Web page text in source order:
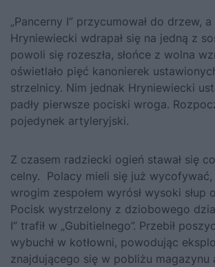
„Pancerny I” przycumował do drzew,
Hryniewiecki wdrapał się na jedną z
powoli się rozeszła, słońce z wolna
oświetlało pięć kanonierek
strzelnicy. Nim jednak Hryniewiecki
padły pierwsze pociski wroga.
pojedynek artyleryjski.
Z czasem radziecki ogień stawał się
celny. Polacy mieli się już wycofywać,
wrogim zespołem wyrósł wysoki słup
Pocisk wystrzelony z dziobowego
I” trafił w „Gubitielnego”. Przebił
wybuchł w kotłowni, powodując
znajdującego się w pobliżu magazynu